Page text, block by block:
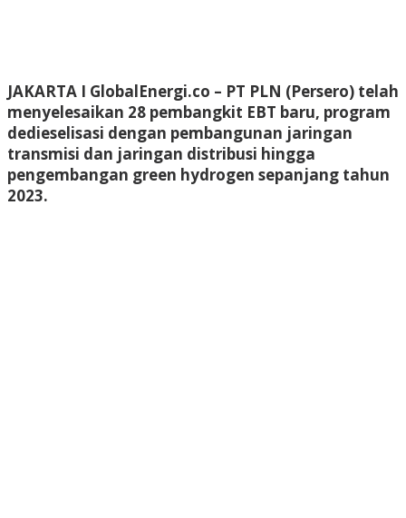
JAKARTA I GlobalEnergi.co – PT PLN (Persero) telah
menyelesaikan 28 pembangkit EBT baru, program
dedieselisasi dengan pembangunan jaringan
transmisi dan jaringan distribusi hingga
pengembangan green hydrogen sepanjang tahun
2023.